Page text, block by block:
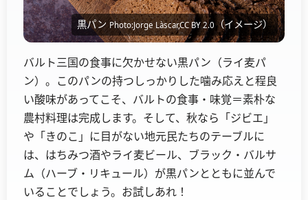
黒パンPhoto:Jorge Làscar,CC BY 2.0 （イメージ）
バルト三国の食事に欠かせない黒パン（ライ麦パ
ン）。このパンの持つしっかりした噛み応えと程良
い酸味があってこそ、バルトの食事・味覚＝素朴な
農村料理は完成します。そして、秋なら「ジビエ」
や「きのこ」に目がない地元民たちのテーブルに
は、はちみつ酒やライ麦ビール、ブラック・バルサ
ム（ハーブ・リキュール）が黒パンとともに並んで
いることでしょう。お試しあれ！